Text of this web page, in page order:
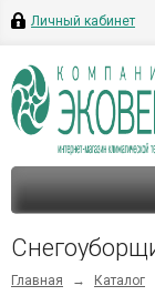
Личный кабинет
Главная → Каталог